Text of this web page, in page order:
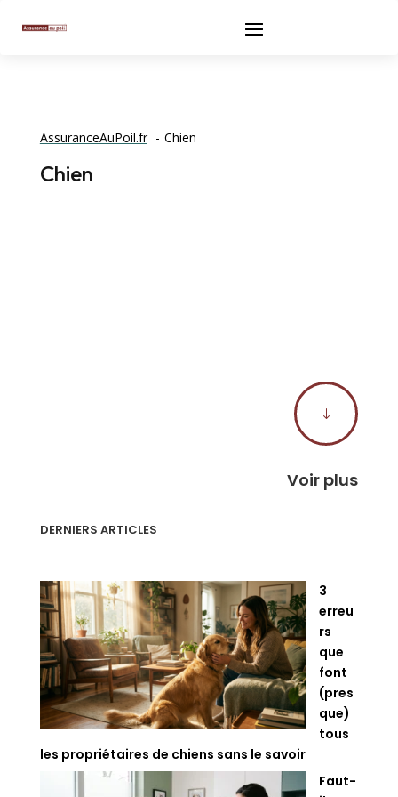
AssuranceAuPoil.fr Chien
Chien
"
Voir plus
DERNIERS ARTICLES
3
erreu
rs
que
font
(pres
que)
tous
les propriétaires de chiens sans le savoir
Faut-